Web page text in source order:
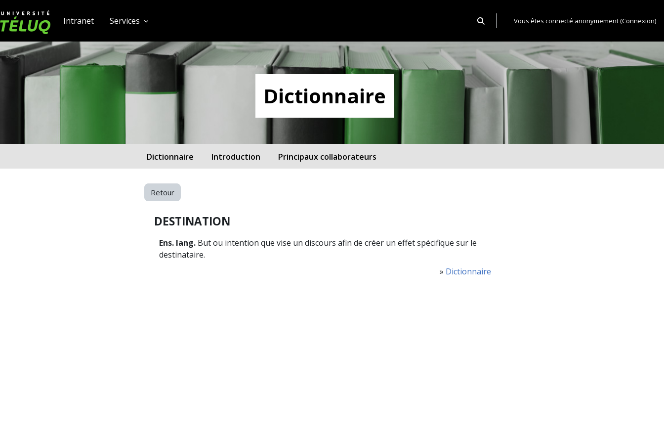
Université TÉLUQIntranet Services Toggle search input
Vous êtes connecté anonymement (Connexion)
Dictionnaire
Introduction
Dictionnaire Principaux collaborateurs
Retour
DESTINATION
Ens. lang. But ou intention que vise un discours afin de créer un effet spécifique sur le
destinataire.
» Dictionnaire